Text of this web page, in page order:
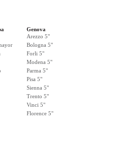
Genova
Arezzo 5"
Bologna 5"
Forli 5"
Modena 5"
Parma 5"
Pisa 5"
Sienna 5"
Trento 5"
Vinci 5"
Florence 5"